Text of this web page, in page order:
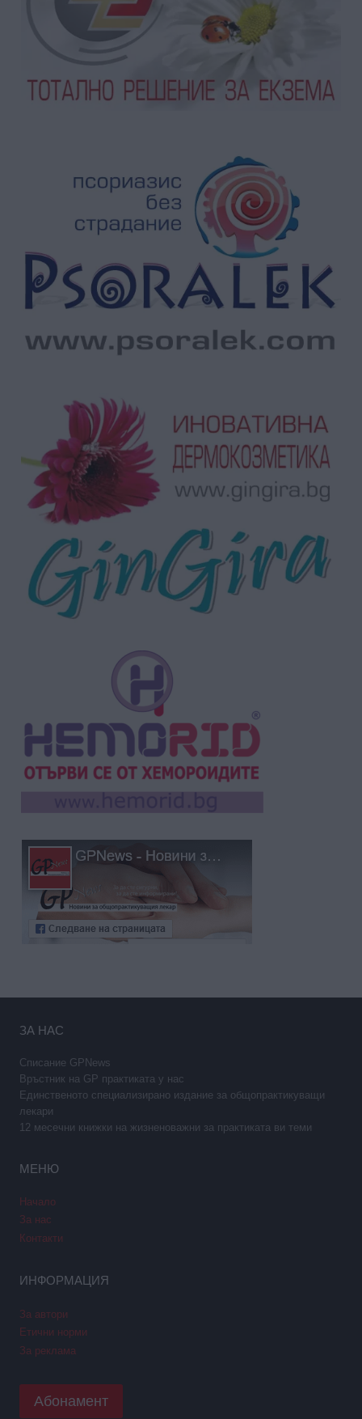
ЗА НАС
Списание GPNews
Връстник на GP практиката у нас
Единственото специализирано издание за общопрактикуващи
лекари
12 месечни книжки на жизненоважни за практиката ви теми
МЕНЮ
Начало
За нас
Контакти
ИНФОРМАЦИЯ
За автори
Етични норми
За реклама
Абонамент